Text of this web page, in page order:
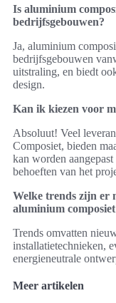
Is aluminium
bedrijfsgebouwen?
Ja, aluminium
bedrijfsgebouwen
uitstraling, en biedt
design.
Kan ik kiezen voor
Absoluut! Veel
Composiet, bieden
kan worden
behoeften van het
Welke trends zijn er
aluminium
Trends omvatten
installatietechnieken,
energieneutrale
Meer artikelen